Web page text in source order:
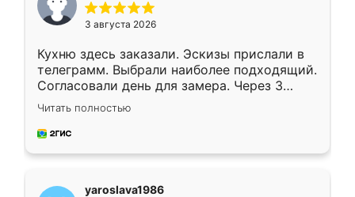
3 августа 2026
Кухню здесь заказали. Эскизы прислали в
телеграмм. Выбрали наиболее подходящий.
Согласовали день для замера. Через 3
недели кухня была уже готова. Остались
довольны работой. Спасибо Ренессанс
мебель за качественную работу!
Читать полностью
yaroslava1986